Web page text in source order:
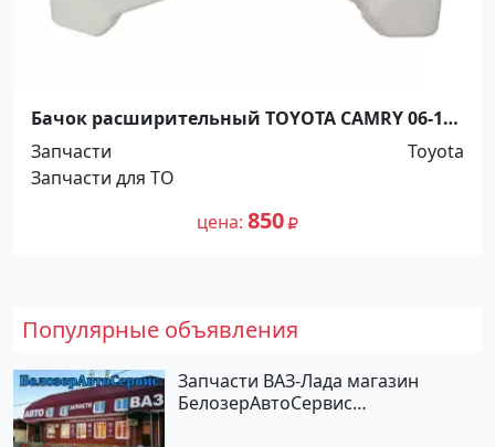
Бачок расширительный TOYOTA CAMRY 06-11
/ LEXUS ES 06-12 Краснодар
Запчасти
Toyota
Запчасти для ТО
цена 850
Популярные объявления
Запчасти ВАЗ-Лада магазин
БелозерАвтоСервис